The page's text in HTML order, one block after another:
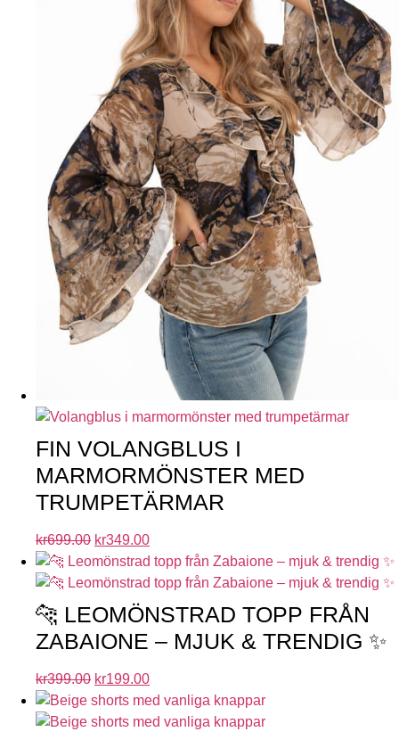
FIN VOLANGBLUS I
MARMORMÖNSTER MED
TRUMPETÄRMAR
kr699.00 kr349.00
🐆 LEOMÖNSTRAD TOPP FRÅN
ZABAIONE – MJUK & TRENDIG ✨
kr399.00 kr199.00